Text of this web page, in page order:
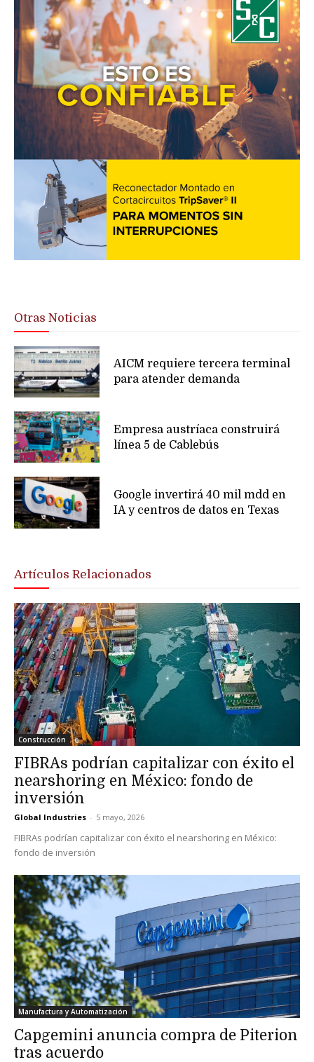
Otras Noticias
AICM requiere tercera terminal
para atender demanda
Empresa austríaca construirá
línea 5 de Cablebús
Google invertirá 40 mil mdd en
IA y centros de datos en Texas
Artículos Relacionados
Construcción
FIBRAs podrían capitalizar con éxito el
nearshoring en México: fondo de
inversión
Global Industries - 5 mayo, 2026
FIBRAs podrían capitalizar con éxito el nearshoring en México:
fondo de inversión
Manufactura y Automatización
Capgemini anuncia compra de Piterion
tras acuerdo